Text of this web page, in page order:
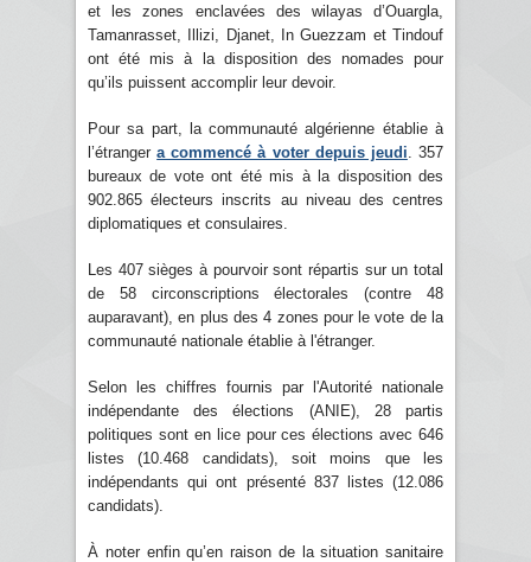
et les zones enclavées des wilayas d’Ouargla,
Tamanrasset, Illizi, Djanet, In Guezzam et Tindouf
ont été mis à la disposition des nomades pour
qu’ils puissent accomplir leur devoir.
Pour sa part, la communauté algérienne établie à
l’étrangera commencé à voter depuis jeudi . 357
bureaux de vote ont été mis à la disposition des
902.865 électeurs inscrits au niveau des centres
diplomatiques et consulaires.
Les 407 sièges à pourvoir sont répartis sur un total
de 58 circonscriptions électorales (contre 48
auparavant), en plus des 4 zones pour le vote de la
communauté nationale établie à l'étranger.
Selon les chiffres fournis par l'Autorité nationale
indépendante des élections (ANIE), 28 partis
politiques sont en lice pour ces élections avec 646
listes (10.468 candidats), soit moins que les
indépendants qui ont présenté 837 listes (12.086
candidats).
À noter enfin qu’en raison de la situation sanitaire